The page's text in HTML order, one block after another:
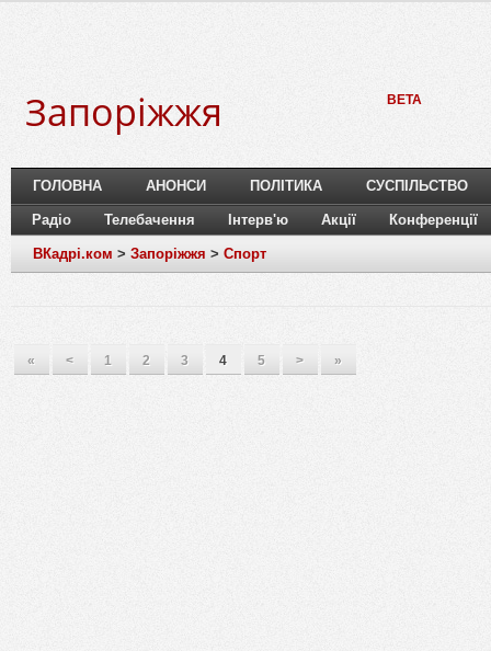
Запоріжжя BETA
ГОЛОВНА АНОНСИ ПОЛІТИКА СУСПІЛЬСТВО
Радіо Телебачення Інтерв'ю Акції Конференції
ВКадрі.ком > Запоріжжя > Спорт
« < 1 2 3 4 5 > »